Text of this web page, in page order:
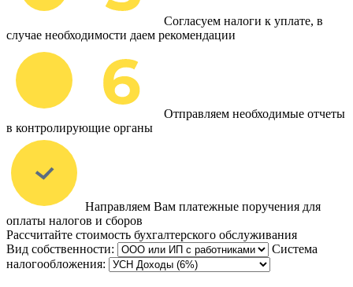
Согласуем налоги к уплате, в
случае необходимости даем рекомендации
Отправляем необходимые отчеты
в контролирующие органы
Направляем Вам платежные поручения для
оплаты налогов и сборов
Рассчитайте стоимость бухгалтерского обслуживания
Вид собственности:
Система
налогообложения: